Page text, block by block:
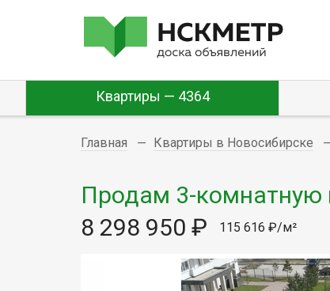
Квартиры — 4364
Главная Квартиры в Новосибирске
Продам 3-комнатную
8 298 950 ₽
115 616 ₽/м²